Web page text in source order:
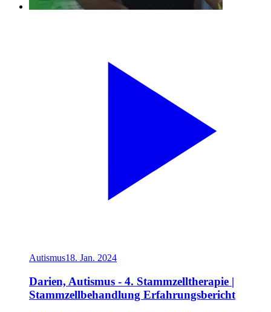
Autismus18. Jan. 2024
Darien, Autismus - 4. Stammzelltherapie |
Stammzellbehandlung Erfahrungsbericht